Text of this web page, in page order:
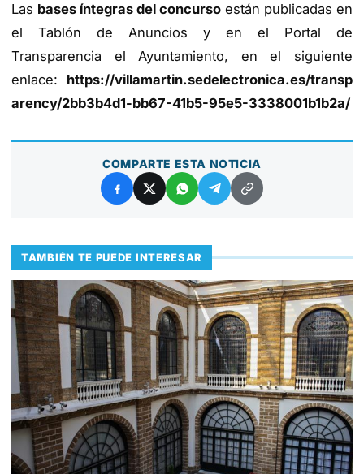
Las bases íntegras del concurso están publicadas en
el Tablón de Anuncios y en el Portal de
Transparencia el Ayuntamiento, en el siguiente
enlace: https://villamartin.sedelectronica.es/transp
arency/2bb3b4d1-bb67-41b5-95e5-3338001b1b2a/
COMPARTE ESTA NOTICIA
TAMBIÉN TE PUEDE INTERESAR